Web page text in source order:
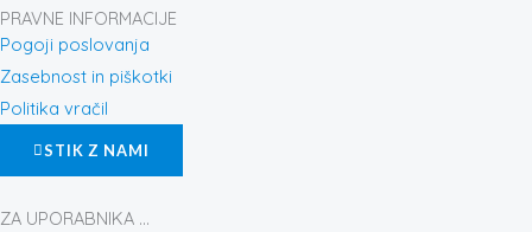
e
b
o
o
k
-
t
a
g
r
a
m
t
r
t
PRAVNE INFORMACIJE
Pogoji poslovanja
Zasebnost in piškotki
Politika vračil
STIK Z NAMI
ZA UPORABNIKA ...